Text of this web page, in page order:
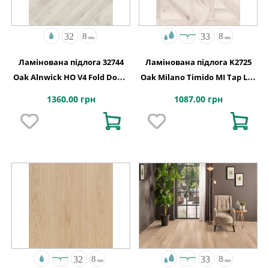
Ламінована підлога 32744
Oak Alnwick HO V4 Fold Down
1360.00 грн
Ламінована підлога K2725
Oak Milano Timido MI Tap Loc
1087.00 грн